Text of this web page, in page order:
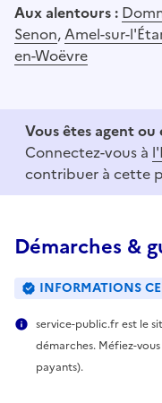
Aux alentours :
Senon,Amel-sur-
en-Woëvre
Vous êtes agent
Connectez-vous à
contribuer à cette
Démarches &
INFORMATIONS
service-public.fr est le
démarches. Méfiez-
payants).